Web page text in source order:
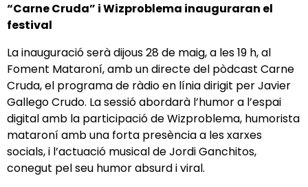
“Carne Cruda” i Wizproblema inauguraran el
festival
La inauguració serà dijous 28 de maig, a les 19 h, al
Foment Mataroní, amb un directe del pòdcast Carne
Cruda, el programa de ràdio en línia dirigit per Javier
Gallego Crudo. La sessió abordarà l’humor a l’espai
digital amb la participació de Wizproblema, humorista
mataroní amb una forta presència a les xarxes
socials, i l’actuació musical de Jordi Ganchitos,
conegut pel seu humor absurd i viral.